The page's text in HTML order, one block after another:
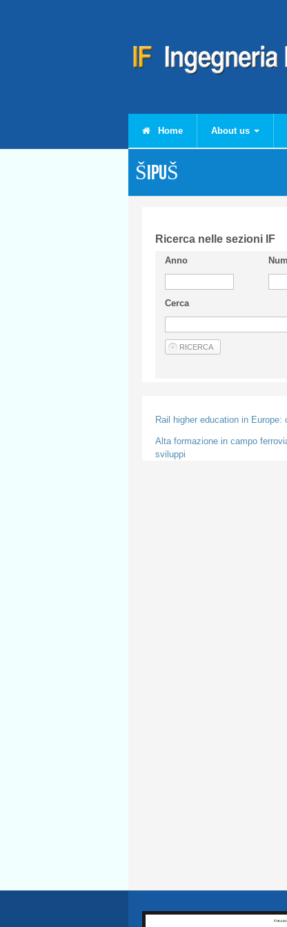
Home About us
ŠIPUŠ
Ricerca nelle sezioni IF
Anno
Cerca
Rail higher education in
Alta formazione in campo
sviluppi